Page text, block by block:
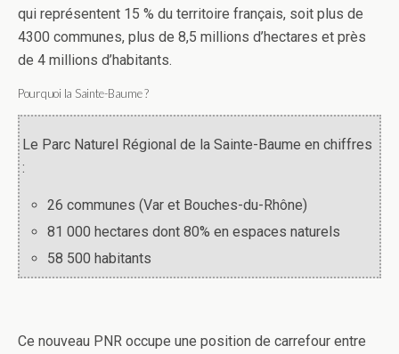
qui représentent 15 % du territoire français, soit plus de
4300 communes, plus de 8,5 millions d’hectares et près
de 4 millions d’habitants.
Pourquoi la Sainte-Baume ?
Le Parc Naturel Régional de la Sainte-Baume en chiffres
:
26 communes (Var et Bouches-du-Rhône)
81 000 hectares dont 80% en espaces naturels
58 500 habitants
Ce nouveau PNR occupe une position de carrefour entre